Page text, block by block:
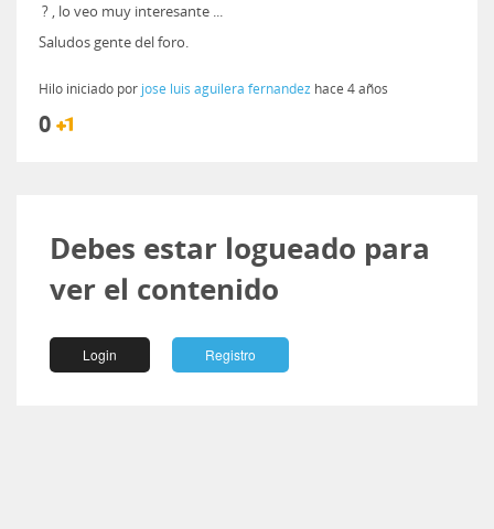
? , lo veo muy interesante ...
Saludos gente del foro.
Hilo iniciado por jose luis aguilera fernandez hace 4 años
0
Debes estar logueado para
ver el contenido
Login Registro